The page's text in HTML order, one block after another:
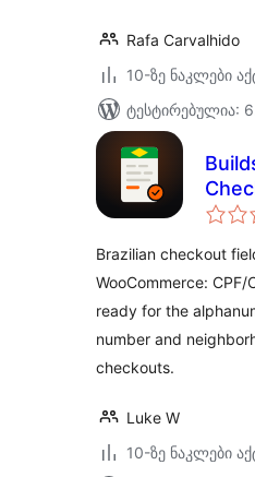
Rafa Carvalhido
10-ზე ნაკლები
ტესტირებულია:
Brazilian checkout
WooCommerce: CPF/
ready for the
number and
checkouts.
Luke W
10-ზე ნაკლები